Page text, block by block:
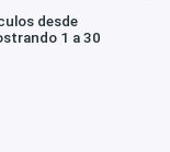
desde
1 a 30